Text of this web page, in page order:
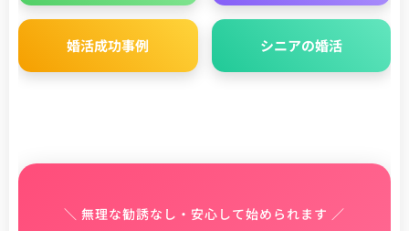
婚活成功事例 シニアの婚活
＼ 無理な勧誘なし・安心して始められます ／